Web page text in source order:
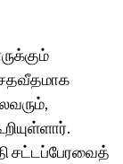
சட்டப்பேரவைத்